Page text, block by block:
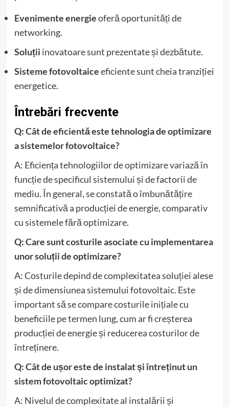
Evenimente energieoferă oportunități de
networking.
Soluții inovatoare sunt prezentate și dezbătute.
Sisteme fotovoltaiceeficiente sunt cheia tranziției
energetice.
Întrebări frecvente
Q: Cât de eficientă este tehnologia de optimizare
a sistemelor fotovoltaice?
A: Eficiența tehnologiilor de optimizare variază în
funcție de specificul sistemului și de factorii de
mediu. În general, se constată o îmbunătățire
semnificativă a producției de energie, comparativ
cu sistemele fără optimizare.
Q: Care sunt costurile asociate cu implementarea
unor soluții de optimizare?
A: Costurile depind de complexitatea soluției alese
și de dimensiunea sistemului fotovoltaic. Este
important să se compare costurile inițiale cu
beneficiile pe termen lung, cum ar fi creșterea
producției de energie și reducerea costurilor de
întreținere.
Q: Cât de ușor este de instalat și întreținut un
sistem fotovoltaic optimizat?
A: Nivelul de complexitate al instalării și